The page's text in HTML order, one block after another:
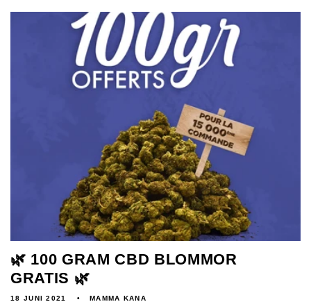
🌿 100 GRAM CBD BLOMMOR
GRATIS 🌿
18 JUNI 2021 MAMMA KANA